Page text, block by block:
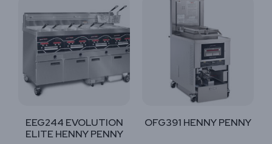
EEG244 EVOLUTION
ELITE HENNY PENNY
OFG391 HENNY PENNY